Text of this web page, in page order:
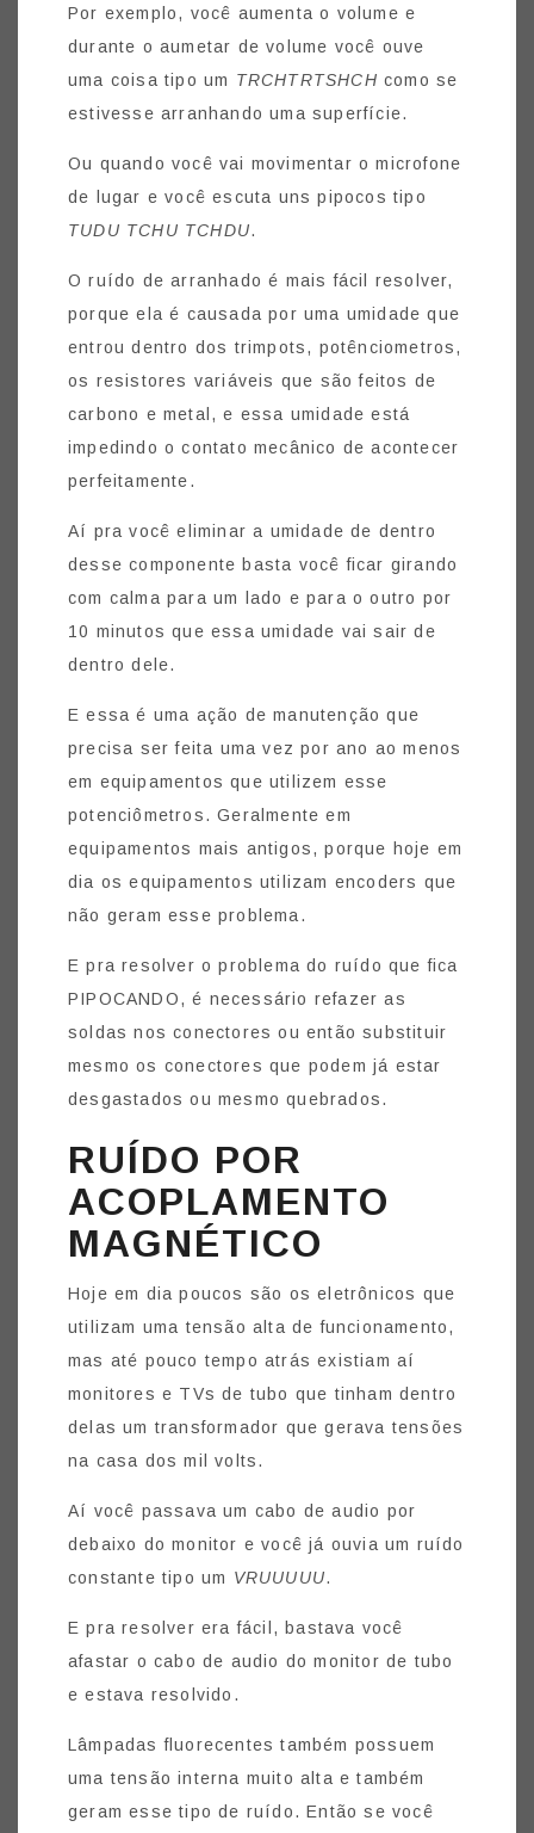
Por exemplo, você aumenta o volume e
durante o aumetar de volume você ouve
uma coisa tipo um TRCHTRTSHCH como se
estivesse arranhando uma superfície.
Ou quando você vai movimentar o microfone
de lugar e você escuta uns pipocos tipo
TUDU TCHU TCHDU.
O ruído de arranhado é mais fácil resolver,
porque ela é causada por uma umidade que
entrou dentro dos trimpots, potênciometros,
os resistores variáveis que são feitos de
carbono e metal, e essa umidade está
impedindo o contato mecânico de acontecer
perfeitamente.
Aí pra você eliminar a umidade de dentro
desse componente basta você ficar girando
com calma para um lado e para o outro por
10 minutos que essa umidade vai sair de
dentro dele.
E essa é uma ação de manutenção que
precisa ser feita uma vez por ano ao menos
em equipamentos que utilizem esse
potenciômetros. Geralmente em
equipamentos mais antigos, porque hoje em
dia os equipamentos utilizam encoders que
não geram esse problema.
E pra resolver o problema do ruído que fica
PIPOCANDO, é necessário refazer as
soldas nos conectores ou então substituir
mesmo os conectores que podem já estar
desgastados ou mesmo quebrados.
RUÍDO POR
ACOPLAMENTO
MAGNÉTICO
Hoje em dia poucos são os eletrônicos que
utilizam uma tensão alta de funcionamento,
mas até pouco tempo atrás existiam aí
monitores e TVs de tubo que tinham dentro
delas um transformador que gerava tensões
na casa dos mil volts.
Aí você passava um cabo de audio por
debaixo do monitor e você já ouvia um ruído
constante tipo um VRUUUUU.
E pra resolver era fácil, bastava você
afastar o cabo de audio do monitor de tubo
e estava resolvido.
Lâmpadas fluorecentes também possuem
uma tensão interna muito alta e também
geram esse tipo de ruído. Então se você